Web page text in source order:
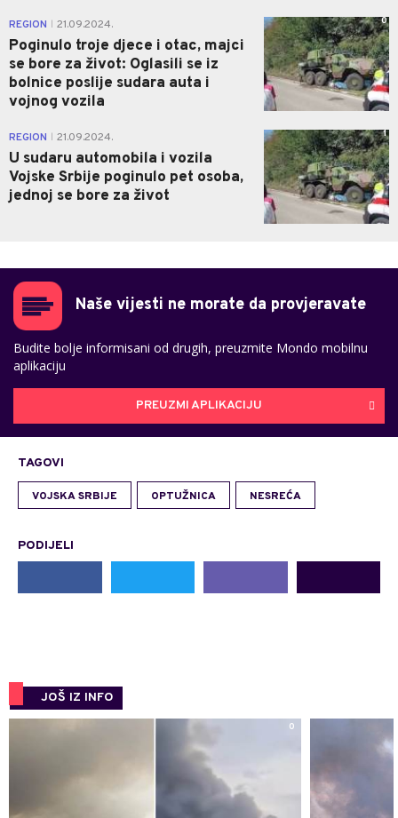
REGION 21.09.2024.
Poginulo troje djece i otac, majci
se bore za život: Oglasili se iz
bolnice poslije sudara auta i
vojnog vozila
0
REGION 21.09.2024.
U sudaru automobila i vozila
Vojske Srbije poginulo pet osoba,
jednoj se bore za život
1
Naše vijesti ne morate da provjeravate
Budite bolje informisani od drugih, preuzmite Mondo mobilnu
aplikaciju
PREUZMI APLIKACIJU
TAGOVI
VOJSKA SRBIJE OPTUŽNICA NESREĆA
PODIJELI
JOŠ IZ INFO
0